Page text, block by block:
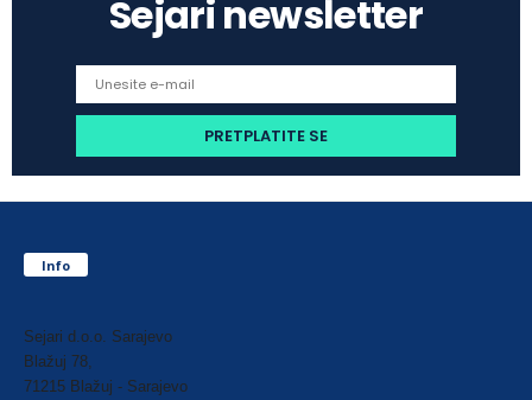
Sejari newsletter
Info
Sejari d.o.o. Sarajevo
Blažuj 78,
71215 Blažuj - Sarajevo